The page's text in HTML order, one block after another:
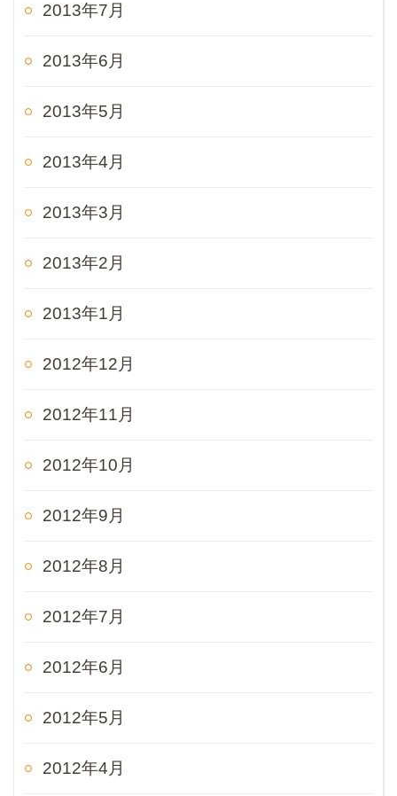
2013年7月
2013年6月
2013年5月
2013年4月
2013年3月
2013年2月
2013年1月
2012年12月
2012年11月
2012年10月
2012年9月
2012年8月
2012年7月
2012年6月
2012年5月
2012年4月